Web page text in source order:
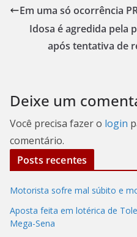
Em uma só ocorrência
Idosa é agredida pela
após tentativa de
Deixe um
Você precisa fazer o login
comentário.
Posts recentes
Motorista sofre mal súbito e
Aposta feita em lotérica de
Mega-Sena